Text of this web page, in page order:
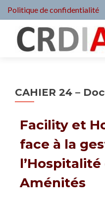
Politique de confidentialité
CAHIER 24 –
Facility et
face à la
Aménités